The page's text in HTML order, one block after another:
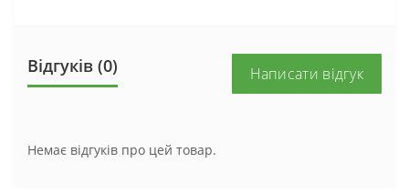
Відгуків (0) Написати відгук
Немає відгуків про цей товар.